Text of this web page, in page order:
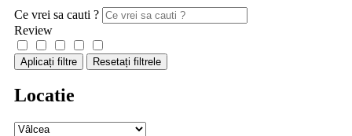
Ce vrei sa cauti ?
Review
Aplicați filtre Resetați filtrele
Locatie